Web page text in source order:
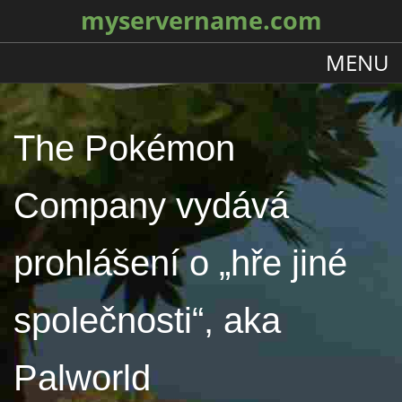
myservername.com
MENU
The Pokémon
Company vydává
prohlášení o „hře jiné
společnosti“, aka
Palworld